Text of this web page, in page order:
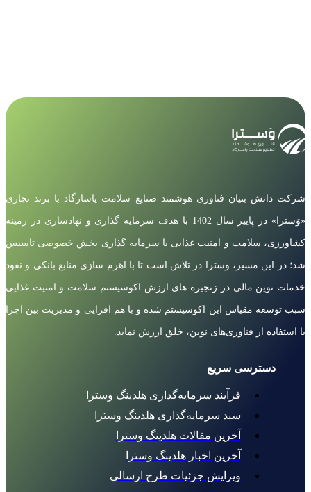
شرکت دانش بنیان فناوری هوشمند صنایع سلامت پاسارگاد با برند تجاری
«وَسترا» در پاییز سال 1402 با هدف سرمایه گذاری و نهادسازی در زمینه
کشاورزی، سلامت و امنیت غذایی با سرمایه گذاری بخش خصوصی تاسیس
شد؛ در این مسیر، وسترا در تلاش است تا با اهرم سازی منابع بانکی و نفوذ
خدمات نوین مالی در زنجیره های ارزش اکوسیستم سلامت و امنیت غذایی
سبب توسعه مقیاس این اکوسیستم شده و با هم افزایی و مدیریت بین اجزا
با استفاده از فناوری‌های نوین، خلق ارزش نماید.
دسترسی سریع
فرآیند سرمایه‌گذاری هلدینگ وسترا
سبد سرمایه‌گذاری هلدینگ وسترا
آخرین مقالات هلدینگ وسترا
آخرین اخبار هلدینگ وسترا
ویرایش جزئیات طرح ارسالی